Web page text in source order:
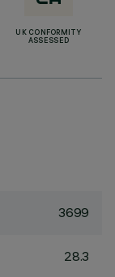
UK CONFORMITY
ASSESSED
3699
28.3